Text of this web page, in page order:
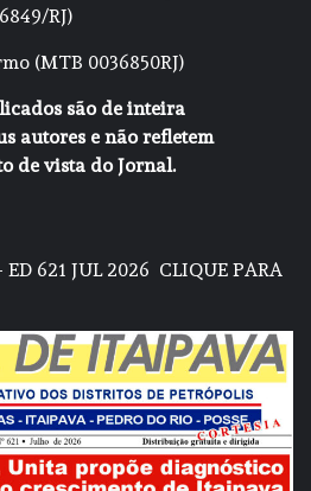
RJ)
(MTB 0036850RJ)
são de inteira
autores e não refletem
de vista do Jornal.
621 JUL 2026 CLIQUE PARA